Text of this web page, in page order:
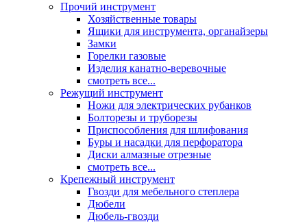
Прочий инструмент
Хозяйственные товары
Ящики для инструмента, органайзеры
Замки
Горелки газовые
Изделия канатно-веревочные
смотреть все...
Режущий инструмент
Ножи для электрических рубанков
Болторезы и труборезы
Приспособления для шлифования
Буры и насадки для перфоратора
Диски алмазные отрезные
смотреть все...
Крепежный инструмент
Гвозди для мебельного степлера
Дюбели
Дюбель-гвозди